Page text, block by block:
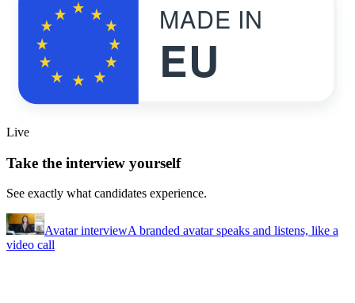
MADE IN
EU
Live
Take the interview yourself
See exactly what candidates experience.
Avatar interviewA branded avatar speaks and listens, like a
video call